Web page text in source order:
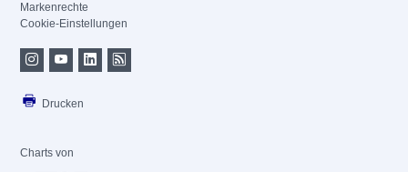
Markenrechte
Cookie-Einstellungen
Drucken
Charts von